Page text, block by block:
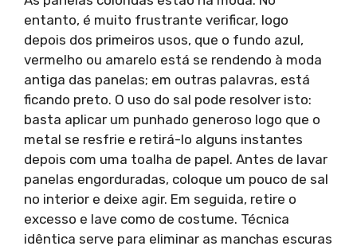
entanto, é muito frustrante verificar, logo
depois dos primeiros usos, que o fundo azul,
vermelho ou amarelo está se rendendo à moda
antiga das panelas; em outras palavras, está
ficando preto. O uso do sal pode resolver isto:
basta aplicar um punhado generoso logo que o
metal se resfrie e retirá-lo alguns instantes
depois com uma toalha de papel. Antes de lavar
panelas engorduradas, coloque um pouco de sal
no interior e deixe agir. Em seguida, retire o
excesso e lave como de costume. Técnica
idêntica serve para eliminar as manchas escuras